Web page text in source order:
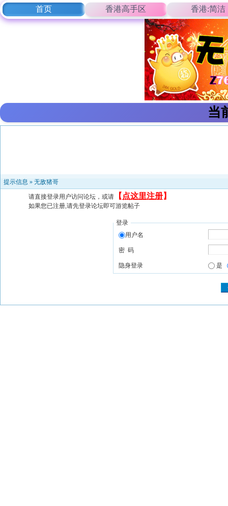
首页 香港高手区 香港:简洁
当
提示信息 » 无敌猪哥
请直接登录用户访问论坛，或请 【 点这里注册】
如果您已注册,请先登录论坛即可游览帖子
登录
用户名
密 码
隐身登录 是